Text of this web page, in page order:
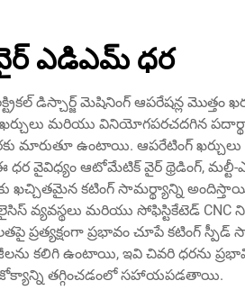
ఎడిఎమ్ ధర
డిస్చార్జ్ మెషినింగ్ ఆపరేషన్ల మొత్తం
మరియు వినియోగపరచదగిన
మారుతూ ఉంటాయి. ఆపరేటింగ్
ఆటోమేటిక్ వైర్ థ్రెడింగ్, మల్టీ-
ఖచ్చితమైన కటింగ్ సామర్థ్యాన్ని
వ్యవస్థలు మరియు సోఫిస్టికేటెడ్
ప్రత్యక్షంగా ప్రభావం చూపే కటింగ్
కలిగి ఉంటాయి, ఇవి చివరి ధరను
తగ్గించడంలో సహాయపడతాయి.